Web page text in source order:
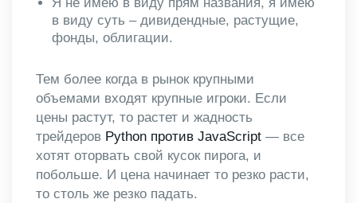
Я не имею в виду прям названия, я имею
в виду суть – дивидендные, растущие,
фонды, облигации.
Тем более когда в рынок крупными
объемами входят крупные игроки. Если
цены растут, то растет и жадность
трейдеров Python против JavaScript — все
хотят оторвать свой кусок пирога, и
побольше. И цена начинает то резко расти,
то столь же резко падать.